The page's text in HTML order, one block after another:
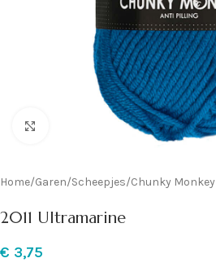
Klik om te vergroten
Home/Garen/Scheepjes/Chunky Monkey
2011 Ultramarine
€ 3,75